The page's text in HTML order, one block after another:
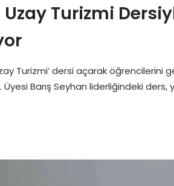
Turizmi
Turizmi’ dersi açarak öğrencilerini
Barış Seyhan liderliğindeki ders,